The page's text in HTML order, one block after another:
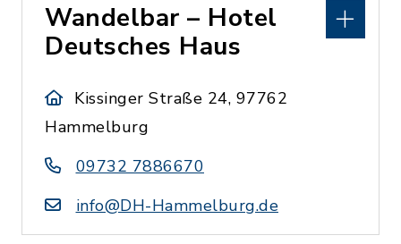
Wandelbar – Hotel
Deutsches Haus
Kissinger Straße 24, 97762
Hammelburg
09732 7886670
info@DH-Hammelburg.de